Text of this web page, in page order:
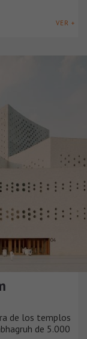
VER +
de los templos
de 5.000